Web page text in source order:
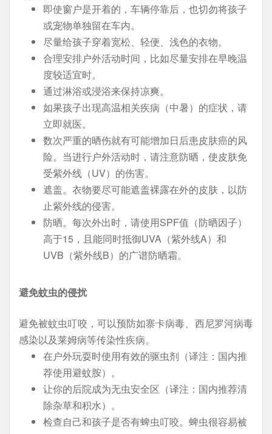
即使窗户是开着的，车辆停靠后，也切勿将孩子
或宠物单独留在车内。
尽量给孩子穿着宽松、轻便、浅色的衣物。
合理安排户外活动时间，比如尽量安排在早晚温
度较适宜时。
通过淋浴或浸浴来保持凉爽。
如果孩子出现高温相关疾病（中暑）的症状，请
立即就医。
数次严重的晒伤就有可能增加日后患皮肤癌的风
险。当进行户外活动时，请注意防晒，使皮肤免
受紫外线（UV）的伤害。
遮盖。衣物要尽可能遮盖裸露在外的皮肤，以防
止紫外线的侵害。
防晒。每次外出时，请使用SPF值（防晒因子）
高于15，且能同时抵御UVA（紫外线A）和
UVB（紫外线B）的广谱防晒霜。
避免蚊虫的侵扰
避免被蚊虫叮咬，可以预防如寨卡病毒、西尼罗河病毒
感染以及莱姆病等传染性疾病。
在户外玩耍时使用有效的驱虫剂（译注：国内推
荐使用避蚊胺）。
让你的后院成为无虫安全区（译注：国内推荐清
除杂草和积水）。
检查自己和孩子是否有蜱虫叮咬。蜱虫很容易被